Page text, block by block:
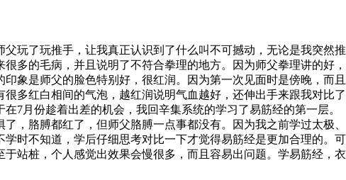
玩了玩推手，让我真正认识到了什么叫不可撼动，无论是我突然推
多的毛病，并且说明了不符合拳理的地方。因为师父拳理讲的好，
象是师父的脸色特别好，很红润。因为第一次见面时是傍晚，而且
多红白相间的气泡，越红润说明气血越好，还伸出手来跟我对比了
7月份趁着出差的机会，我回辛集系统的学习了易筋经的第一层。
，胳膊都红了，但师父胳膊一点事都没有。因为我之前学过太极、
时不知道，学后仔细思考对比一下才觉得易筋经是更加合理的。可
站桩，个人感觉出效果会慢很多，而且容易出问题。学易筋经，衣